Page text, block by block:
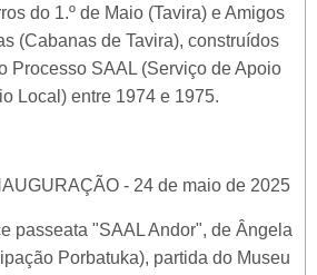
do 1.º de Maio (Tavira) e Amigos
(Cabanas de Tavira), construídos
Processo SAAL (Serviço de Apoio
Local) entre 1974 e 1975.
- 24 de maio de 2025
passeata "SAAL Andor", de Ângela
Porbatuka), partida do Museu